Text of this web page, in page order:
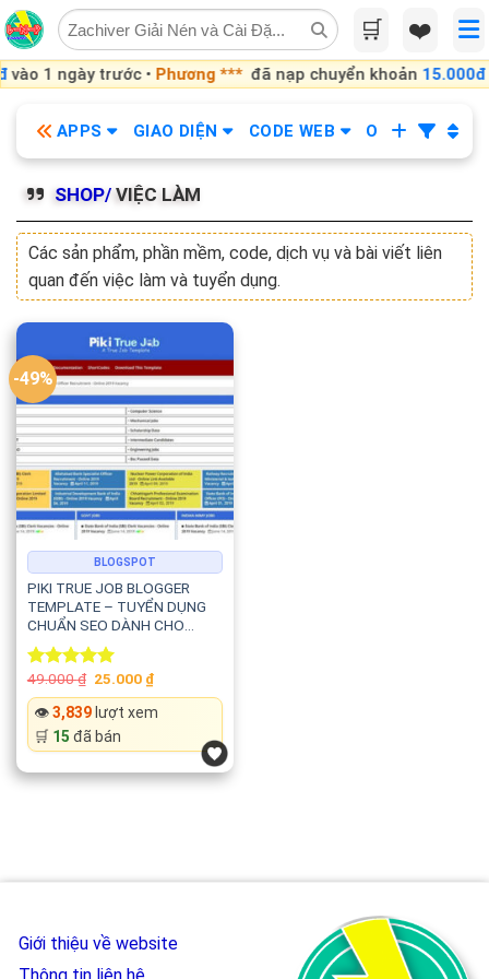
🛒 ❤️
vào 1 ngày trước •Phương ***đã nạp chuyển khoản15.000đ
Skip
to
content
APPS GIAO DIỆN CODE WEB OBS KHÓA
SHOP/ VIỆC LÀM
Các sản phẩm, phần mềm, code, dịch vụ và bài viết liên
quan đến việc làm và tuyển dụng.
-49%
BLOGSPOT
PIKI TRUE JOB BLOGGER
TEMPLATE – TUYỂN DỤNG
CHUẨN SEO DÀNH CHO
WEBSITE VIỆC LÀM VÀ
TUYỂN DỤNG
Rated5.00
out of 5
49.000₫ Original
was:
49.000 ₫.
25.000 ₫Current
price
is:
25.000 ₫.
👁️3,839lượt xem
🛒 15 đã bán
Giới thiệu về website
Thông tin liên hệ